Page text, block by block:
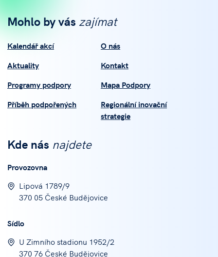
Mohlo by vás zajímat
Kalendář akcí
Aktuality
Programy podpory
Příběh podpořených
O nás
Kontakt
Mapa Podpory
Regionální inovační
strategie
Kde nás najdete
Provozovna
Lipová 1789/9
370 05 České Budějovice
Sídlo
U Zimního stadionu 1952/2
370 76 České Budějovice